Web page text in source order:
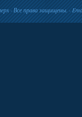
· Все права защищены. ·